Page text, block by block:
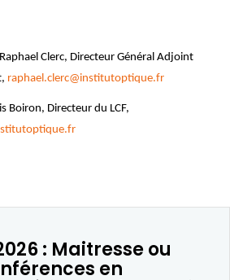
Raphael Clerc, Directeur Général Adjoint
raphael.clerc@institutoptique.fr
Boiron, Directeur du LCF,
: Maitresse ou
en